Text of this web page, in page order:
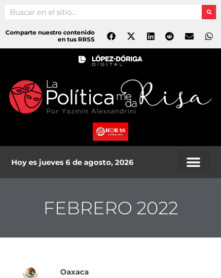
contenido
Search
Comparte nuestro contenido
en tus RRSS
Hoy es jueves 6 de agosto, 2026
FEBRERO 2022
Oaxaca
PagePagePage